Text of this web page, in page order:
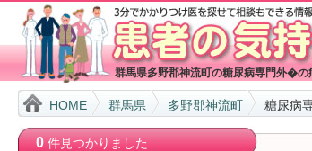
群馬県多野郡神流町の糖尿病専門外�の
HOME 群馬県 多野郡神流町 糖尿病
0件見つかりました